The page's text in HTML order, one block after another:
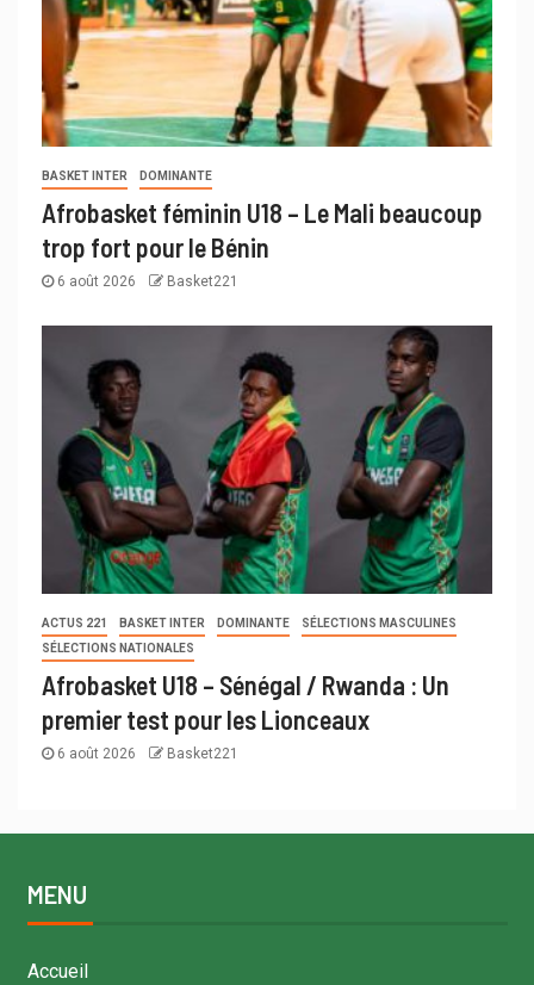
BASKET INTER DOMINANTE
Afrobasket féminin U18 – Le Mali beaucoup
trop fort pour le Bénin
6 août 2026 Basket221
ACTUS 221 BASKET INTER DOMINANTE
SÉLECTIONS MASCULINES
SÉLECTIONS NATIONALES
Afrobasket U18 – Sénégal / Rwanda : Un
premier test pour les Lionceaux
6 août 2026 Basket221
MENU
Accueil